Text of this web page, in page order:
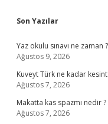
Sidebar
Son Yazılar
Yaz okulu sınavı ne zaman ?
Ağustos 9, 2026
Kuveyt Türk ne kadar
Ağustos 7, 2026
Makatta kas spazmı nedir ?
Ağustos 7, 2026